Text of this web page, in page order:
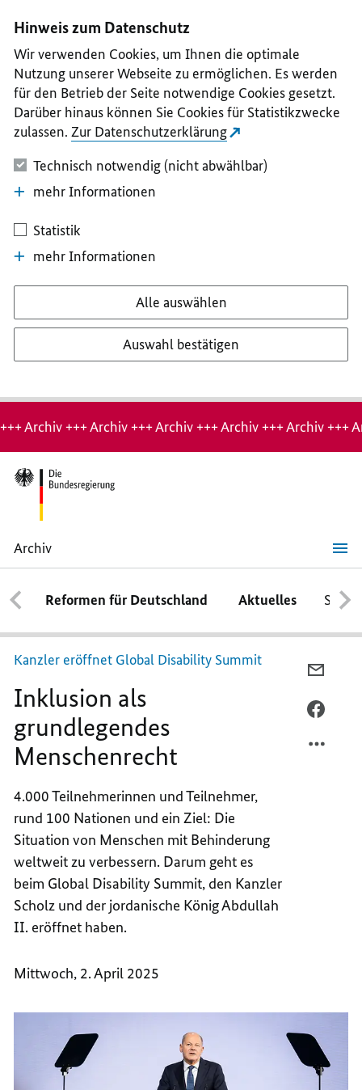
II
III
IV
V
Hinweis zum Datenschutz
Wir verwenden Cookies, um Ihnen die optimale
Nutzung unserer Webseite zu ermöglichen. Es werden
für den Betrieb der Seite notwendige Cookies gesetzt.
Darüber hinaus können Sie Cookies für Statistikzwecke
zulassen. Zur Datenschutzerklärung
Technisch notwendig (nicht abwählbar)
mehr Informationen
Statistik
mehr Informationen
Alle auswählen
Auswahl bestätigen
Hinweis:
Archiv-
Seite
+++ Archiv +++ Archiv +++ Archiv +++ Archiv +++ Archiv +++
Archiv
Inklusion
als
grundlegendes
Menschenrecht
Reformen für Deutschland Aktuelles
Kanzler eröffnet Global Disability Summit
Inklusion als
grundlegendes
Menschenrecht
4.000 Teilnehmerinnen und Teilnehmer,
rund 100 Nationen und ein Ziel: Die
Situation von Menschen mit Behinderung
weltweit zu verbessern. Darum geht es
beim Global Disability Summit, den Kanzler
Scholz und der jordanische König Abdullah
II. eröffnet haben.
Mittwoch, 2. April 2025